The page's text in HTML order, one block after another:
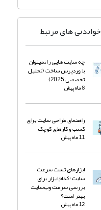
خواندنی های مرتبط
چه سایت هایی را نمیتوان
با وردپرس ساخت (تحلیل
تخصصی 2025)
8 ماه پیش
راهنمای طراحی سایت برای
کسب و کارهای کوچک
11 ماه پیش
ابزارهای تست سرعت
سایت؛ کدام ابزار برای
بررسی سرعت وب‌سایت
بهتر است؟
12 ماه پیش